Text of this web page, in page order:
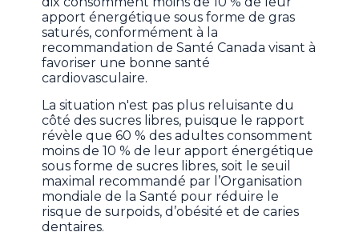
apport énergétique sous forme de gras
saturés, conformément à la
recommandation de Santé Canada visant à
favoriser une bonne santé
cardiovasculaire.
La situation n'est pas plus reluisante du
côté des sucres libres, puisque le rapport
révèle que 60 % des adultes consomment
moins de 10 % de leur apport énergétique
sous forme de sucres libres, soit le seuil
maximal recommandé par l’Organisation
mondiale de la Santé pour réduire le
risque de surpoids, d’obésité et de caries
dentaires.